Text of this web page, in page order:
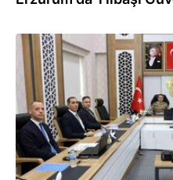
11.12.2024